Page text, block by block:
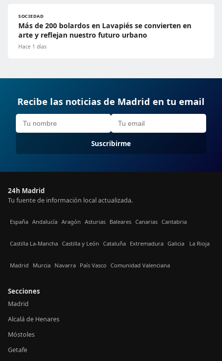
SOCIEDAD
Más de 200 bolardos en Lavapiés se convierten en
arte y reflejan nuestro futuro urbano
Hace 1 días
Recibe las noticias de Madrid en tu email
Suscribirme
24h Madrid
Tu fuente de información local actualizada.
España Andalucía Aragón Asturias Baleares Canarias Cantabria
Castilla La-Mancha Castilla y León Cataluña Extremadura Galicia La Rioja
Madrid Murcia Navarra País Vasco Comunidad Valenciana
Secciones
Madrid
Alcalá de Henares
Móstoles
Getafe